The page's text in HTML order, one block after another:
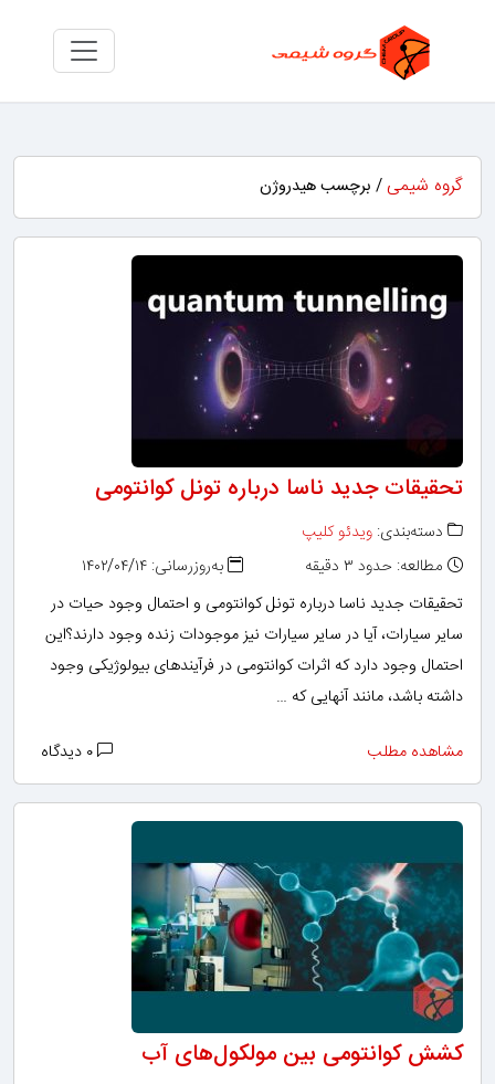
گروه شیمی / برچسب هیدروژن
تحقیقات جدید ناسا درباره تونل کوانتومی
دسته‌بندی: ویدئو کلیپ
مطالعه: حدود ۳ دقیقه
به‌روزرسانی: ۱۴۰۲/۰۴/۱۴
تحقیقات جدید ناسا درباره تونل کوانتومی و احتمال وجود حیات در
سایر سیارات، آیا در سایر سیارات نیز موجودات زنده وجود دارند؟این
احتمال وجود دارد که اثرات کوانتومی در فرآیندهای بیولوژیکی وجود
داشته باشد، مانند آنهایی که …
مشاهده مطلب
کشش کوانتومی بین مولکول‌های آب